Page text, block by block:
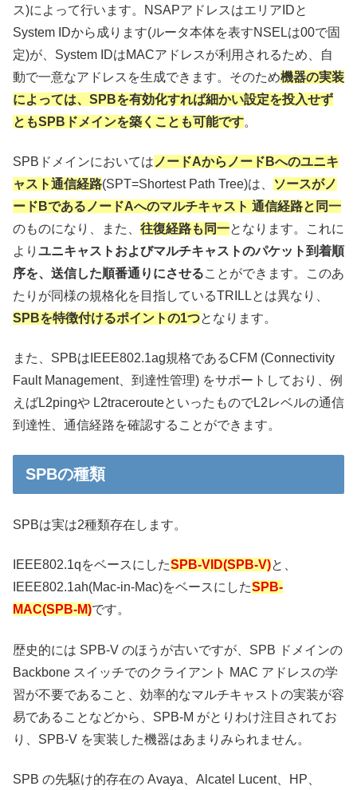
ス)によって行います。NSAPアドレスはエリアIDと
System IDから成ります(ルータ本体を表すNSELは00で固
定)が、System IDはMACアドレスが利用されるため、自
動で一意なアドレスを生成できます。そのため機器の実装
によっては、SPBを有効化すれば細かい設定を投入せず
ともSPBドメインを築くことも可能です。
SPBドメインにおいては ノードAからノードBへのユニキ
ャスト通信経路(SPT=Shortest Path Tree)は、
ソースがノ
ードBであるノードAへのマルチキャスト 通信経路と同一
のものになり、また、 往復経路も同一となります。これに
より ユニキャストおよびマルチキャストのパケット到着順
序を、送信した順番通りにさせることができます。このあ
たりが同様の規格化を目指しているTRILLとは異なり、
SPBを特徴付けるポイントの1つとなります。
また、SPBはIEEE802.1ag規格であるCFM (Connectivity
Fault Management、到達性管理) をサポートしており、例
えばL2pingや L2tracerouteといったものでL2レベルの通信
到達性、通信経路を確認することができます。
SPBの種類
SPBは実は2種類存在します。
IEEE802.1qをベースにしたSPB-VID(SPB-V)と、
IEEE802.1ah(Mac-in-Mac)をベースにしたSPB-
MAC(SPB-M)です。
歴史的には SPB-V のほうが古いですが、SPB ドメインの
Backbone スイッチでのクライアント MAC アドレスの学
習が不要であること、効率的なマルチキャストの実装が容
易であることなどから、SPB-M がとりわけ注目されてお
り、SPB-V を実装した機器はあまりみられません。
SPB の先駆け的存在の Avaya、Alcatel Lucent、HP、